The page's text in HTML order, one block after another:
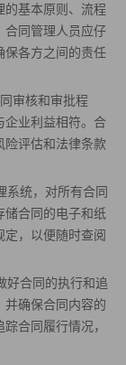
的基本原则、流程
合同管理人员应仔
保各方之间的责任
审核和审批程
企业利益相符。合
险评估和法律条款
系统，对所有合同
储合同的电子和纸
，以便随时查阅
好合同的执行和追
并确保合同内容的
合同履行情况，